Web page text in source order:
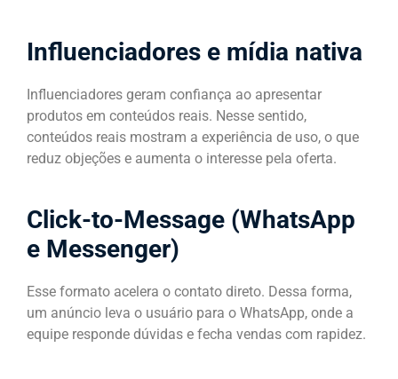
Influenciadores e mídia nativa
Influenciadores geram confiança ao apresentar
produtos em conteúdos reais. Nesse sentido,
conteúdos reais mostram a experiência de uso, o que
reduz objeções e aumenta o interesse pela oferta.
Click-to-Message (WhatsApp
e Messenger)
Esse formato acelera o contato direto. Dessa forma,
um anúncio leva o usuário para o WhatsApp, onde a
equipe responde dúvidas e fecha vendas com rapidez.